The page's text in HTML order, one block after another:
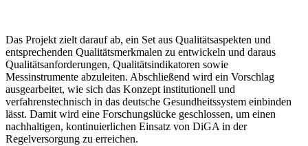
Das Projekt zielt darauf ab, ein Set aus Qualitätsaspekten und
entsprechenden Qualitätsmerkmalen zu entwickeln und daraus
Qualitätsanforderungen, Qualitätsindikatoren sowie
Messinstrumente abzuleiten. Abschließend wird ein Vorschlag
ausgearbeitet, wie sich das Konzept institutionell und
verfahrenstechnisch in das deutsche Gesundheitssystem einbinden
lässt. Damit wird eine Forschungslücke geschlossen, um einen
nachhaltigen, kontinuierlichen Einsatz von DiGA in der
Regelversorgung zu erreichen.